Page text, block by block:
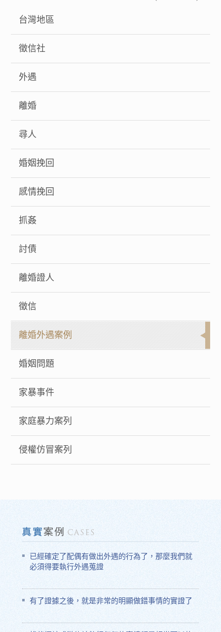
台灣地區
徵信社
外遇
離婚
尋人
婚姻挽回
感情挽回
抓姦
討債
離婚證人
徵信
離婚外遇案例
婚姻問題
家暴事件
家庭暴力案列
侵權仿冒案列
已經確定了配偶有做出外遇的行為了，那麼我們就
必須得要執行外遇蒐證
有了證據之後，就是非常的明顯做錯事情的實證了